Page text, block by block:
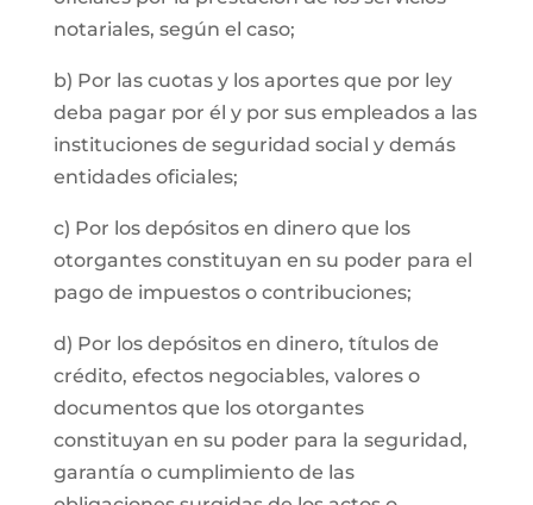
notariales, según el caso;
b) Por las cuotas y los aportes que por ley
deba pagar por él y por sus empleados a las
instituciones de seguridad social y demás
entidades oficiales;
c) Por los depósitos en dinero que los
otorgantes constituyan en su poder para el
pago de impuestos o contribuciones;
d) Por los depósitos en dinero, títulos de
crédito, efectos negociables, valores o
documentos que los otorgantes
constituyan en su poder para la seguridad,
garantía o cumplimiento de las